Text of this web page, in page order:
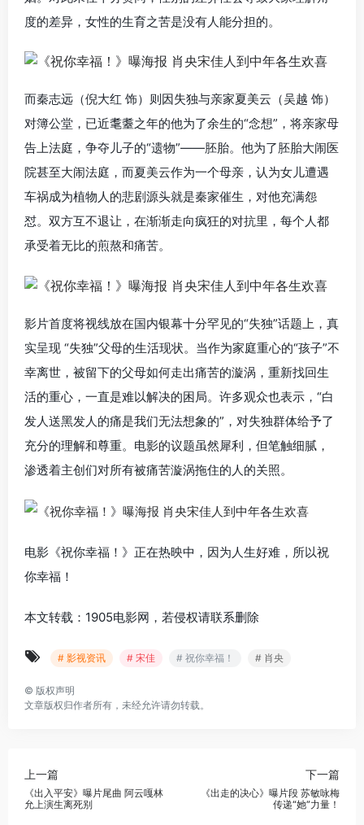
度的差异，女性的生育之苦是没有人能分担的。
而秦志远（倪大红 饰）则因失独与亲家夏美云（吴越 饰）
对簿公堂，已近耄耋之年的他为了余生的“念想”，将亲家母
告上法庭，争夺儿子的“遗物”——胚胎。他为了胚胎大闹医
院甚至大闹法庭，而夏美云作为一个母亲，认为女儿遭遇
车祸成为植物人的悲剧源头就是秦家催生，对他充满怨
怼。双方互不退让，在渐渐走向疯狂的对抗里，每个人都
承受着无比的煎熬和痛苦。
影片首度将视线放在国内银幕十分罕见的“失独”话题上，真
实呈现 “失独”父母的生活现状。当作为家庭重心的“孩子”不
幸离世，被留下的父母如何走出痛苦的漩涡，重新找回生
活的重心，一直是难以解决的困局。许多观众也表示，“白
发人送黑发人的痛是我们无法想象的”，对失独群体给予了
充分的理解和尊重。 电影的议题虽然犀利，但笔触细腻，
渗透着主创们对所有被痛苦漩涡拖住的人的关照。
电影《祝你幸福！》正在热映中，因为人生好难，所以祝
你幸福！
本文转载：1905电影网，若侵权请联系删除
# 影视资讯 # 宋佳 # 祝你幸福！ # 肖央
© 版权声明
文章版权归作者所有，未经允许请勿转载。
上一篇
《出入平安》曝片尾曲 阿云嘎林
允上演生离死别
下一篇
《出走的决心》曝片段 苏敏咏梅
传递“她”力量！